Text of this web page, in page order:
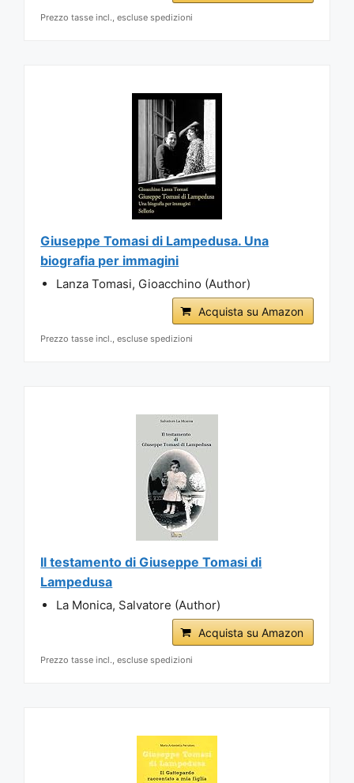
Prezzo tasse incl., escluse spedizioni
Giuseppe Tomasi di Lampedusa. Una
biografia per immagini
Lanza Tomasi, Gioacchino (Author)
Acquista su Amazon
Prezzo tasse incl., escluse spedizioni
Il testamento di Giuseppe Tomasi di
Lampedusa
La Monica, Salvatore (Author)
Acquista su Amazon
Prezzo tasse incl., escluse spedizioni